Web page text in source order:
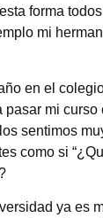
forma
mi
en el
mi curso
sentimos
como si
ya es